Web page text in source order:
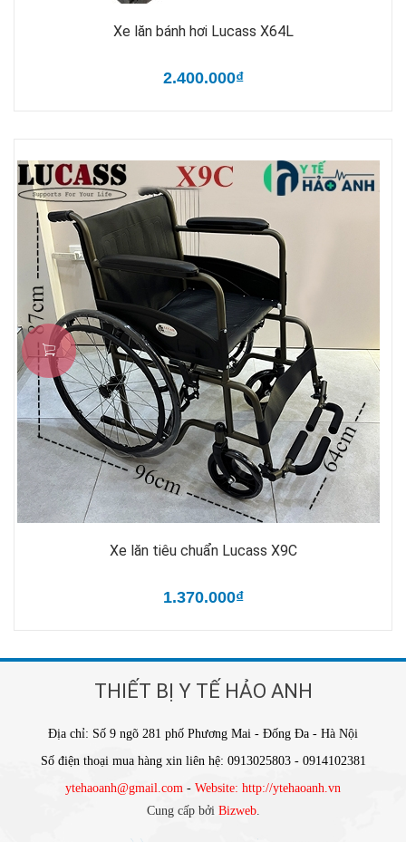
Xe lăn bánh hơi Lucass X64L
2.400.000₫
Xe lăn tiêu chuẩn Lucass X9C
1.370.000₫
THIẾT BỊ Y TẾ HẢO ANH
Địa chỉ: Số 9 ngõ 281 phố Phương Mai - Đống Đa - Hà Nội
Số điện thoại mua hàng xin liên hệ: 0913025803 - 0914102381
ytehaoanh@gmail.com - Website: http://ytehaoanh.vn
Cung cấp bởi Bizweb.